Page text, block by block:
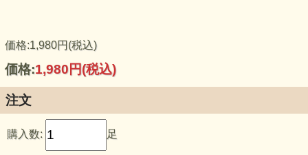
価格:1,980円(税込)
価格:1,980円(税込)
注文
購入数: 足